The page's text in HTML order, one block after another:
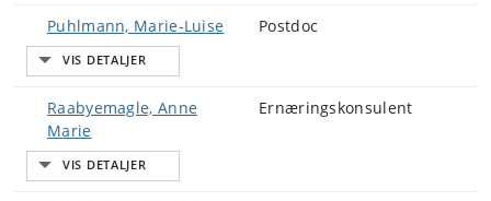
Puhlmann, Marie-Luise Postdoc
Raabyemagle, Anne
Marie
Ernæringskonsulent